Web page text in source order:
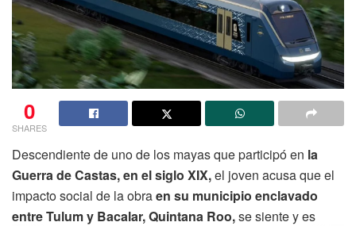
0
SHARES
Descendiente de uno de los mayas que participó en la
Guerra de Castas, en el siglo XIX,el joven acusa que el
impacto social de la obraen su municipio enclavado
entre Tulum y Bacalar, Quintana Roo,se siente y es